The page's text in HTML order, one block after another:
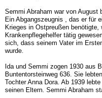
Semmi Abraham war von August
Ein Abgangszeugnis , das er für
Krieges in Ostpreußen
Krankenpflegehelfer tätig
sich, dass seinem Vater im
wurde.
Ida und Semmi zogen 1930 aus
Buntentorsteinweg 636. Sie
Tochter Anna Dora. Ab 1939
seinen Eltern. Semmi Abraham